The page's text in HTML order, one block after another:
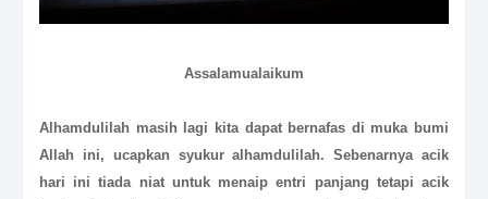
Assalamualaikum
Alhamdulilah masih lagi kita dapat bernafas di muka bumi
Allah ini, ucapkan syukur alhamdulilah. Sebenarnya acik
hari ini tiada niat untuk menaip entri panjang tetapi acik